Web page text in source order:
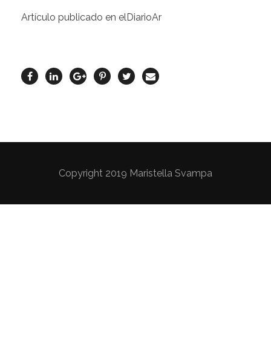
Artículo publicado en elDiarioAr
Copyright 2019 Maristella Svampa